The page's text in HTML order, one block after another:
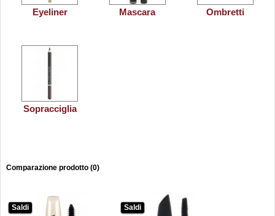
Eyeliner Mascara Ombretti
Sopracciglia
Comparazione prodotto (0)
Saldi
Saldi Saldi
Saldi